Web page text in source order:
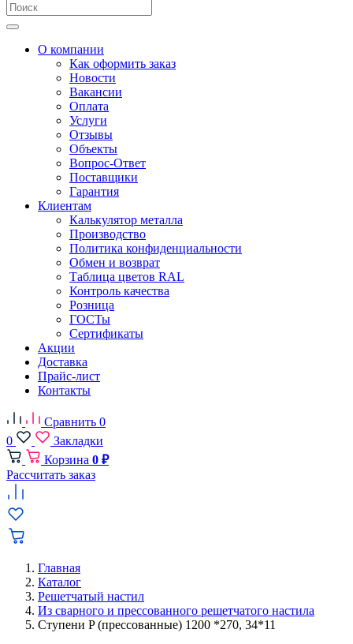
О компании
Как оформить заказ
Новости
Вакансии
Оплата
Услуги
Отзывы
Объекты
Вопрос-Ответ
Поставщики
Гарантия
Клиентам
Калькулятор металла
Производство
Политика конфиденциальности
Обмен и возврат
Таблица цветов RAL
Контроль качества
Розница
ГОСТы
Сертификаты
Акции
Доставка
Прайс-лист
Контакты
Сравнить 0
0
Закладки
Корзина 0 ₽
Рассчитать заказ
Главная
Каталог
Решетчатый настил
Из сварного и прессованного решетчатого настила
Ступени P (прессованные) 1200 *270, 34*11